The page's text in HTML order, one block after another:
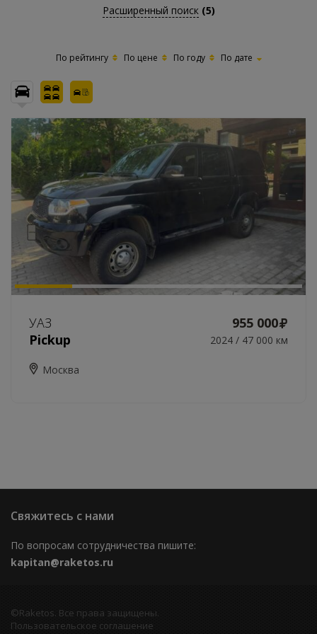
Расширенный поиск (5)
По рейтингу По цене По году По дате
УАЗ
955 000
Pickup
2024 / 47 000 км
Москва
Свяжитесь с нами
По вопросам сотрудничества пишите:
kapitan@raketos.ru
©Raketos. Все права защищены.
Пользовательское соглашение